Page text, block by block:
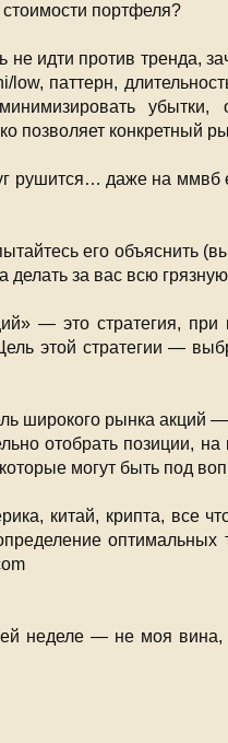
портфеля?
не идти против тренда,
паттерн,
позволяет конкретный
рушится… даже на
его объяснить
за вас всю
— это стратегия,
этой стратегии —
широкого рынка акций
отобрать позиции,
могут быть под
китай, крипта, все
неделе — не моя